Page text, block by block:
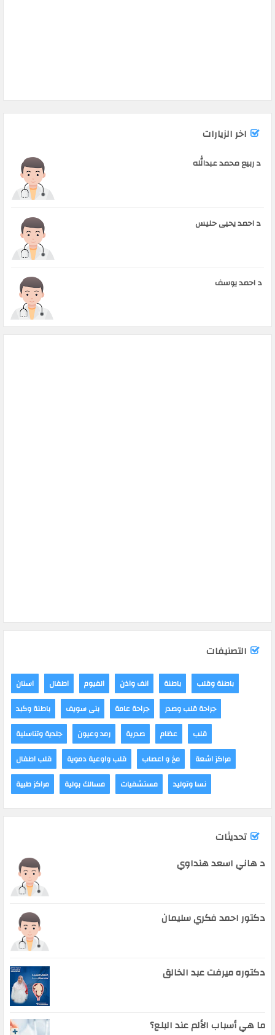
اخر الزيارات
د ربيع محمد عبدالله
د احمد يحيى حليس
د احمد يوسف
التصنيفات
اسنان اطفال الفيوم انف واذن باطنة
باطنة وقلب
باطنة وكبد
بنى سويف جراحة عامة
جراحة قلب وصدر
جلدية وتناسلية
رمد وعيون صدرية عظام
قلب
قلب اطفال
قلب واوعية دموية مخ و اعصاب
مراكز اشعة
مراكز طبية
مسالك بولية مستشفيات نسا وتوليد
تحديثات
د هاني اسعد هنداوي
دكتور احمد فكري سليمان
دكتوره ميرفت عبد الخالق
ما هي أسباب الألم عند البلع؟